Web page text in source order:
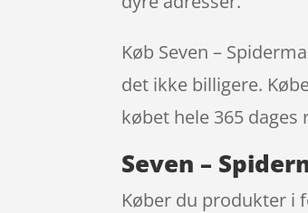
Køb Seven –
det ikke billigere.
købet hele 365 dages
Seven –
Køber du produkter i